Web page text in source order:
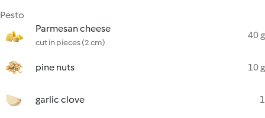
Pesto
Parmesan cheese
cut in pieces (2 cm)
40 g
pine nuts 10 g
garlic clove 1